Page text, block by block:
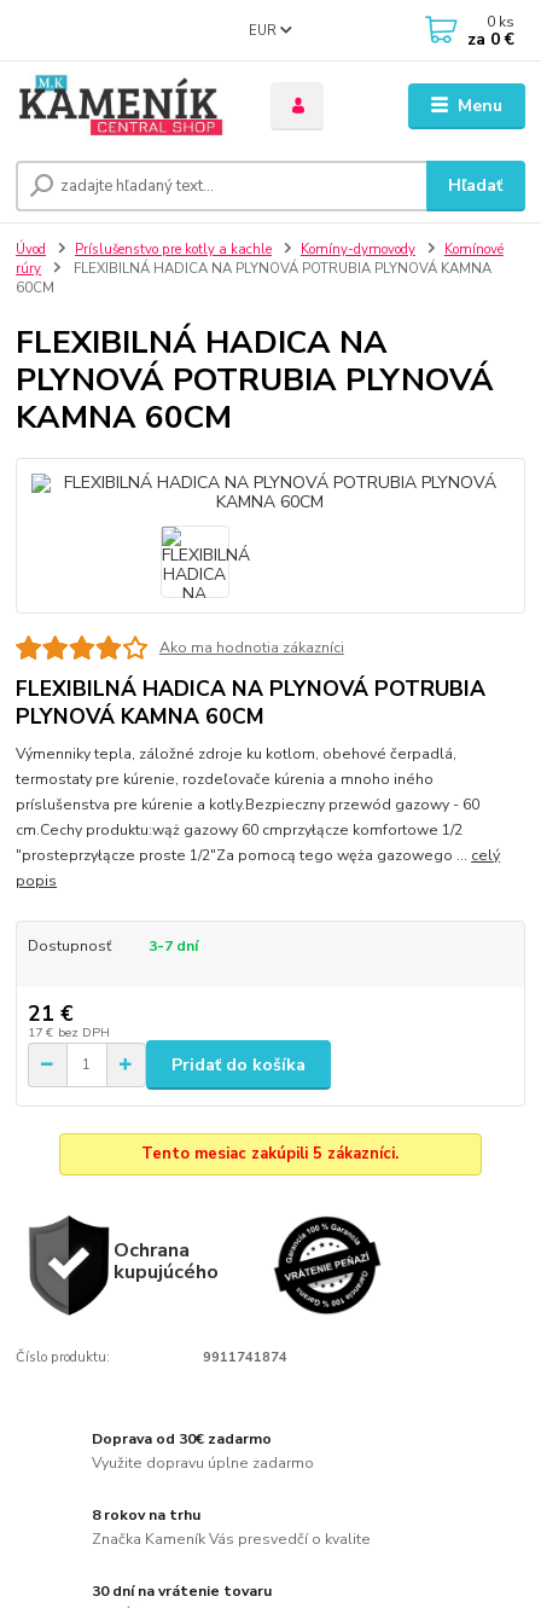
Menu
EUR
Hľadať
0 ks
za 0 €
Úvod Príslušenstvo pre kotly a kachle Komíny-dymovody
Komínové
rúry
FLEXIBILNÁ HADICA NA PLYNOVÁ POTRUBIA PLYNOVÁ KAMNA
60CM
FLEXIBILNÁ HADICA NA
PLYNOVÁ POTRUBIA PLYNOVÁ
KAMNA 60CM
Ako ma hodnotia zákazníci
FLEXIBILNÁ HADICA NA PLYNOVÁ POTRUBIA
PLYNOVÁ KAMNA 60CM
Výmenniky tepla, záložné zdroje ku kotlom, obehové čerpadlá,
termostaty pre kúrenie, rozdeľovače kúrenia a mnoho iného
príslušenstva pre kúrenie a kotly.Bezpieczny przewód gazowy - 60
cm.Cechy produktu:wąż gazowy 60 cmprzyłącze komfortowe 1/2
"prosteprzyłącze proste 1/2"Za pomocą tego węża gazowego ... celý
popis
Dostupnosť 3-7 dní
21 €
17 € bez DPH
Pridať do košíka
Tento mesiac zakúpili 5 zákazníci.
Ochrana
kupujúcého
Číslo produktu: 9911741874
Doprava od 30€ zadarmo
Využite dopravu úplne zadarmo
8 rokov na trhu
Značka Kameník Vás presvedčí o kvalite
30 dní na vrátenie tovaru